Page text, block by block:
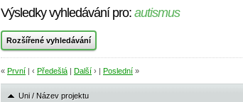
Výsledky vyhledávání pro: autismus
« První | ‹ Předešlá | Další › | Poslední »
Uni / Název projektu